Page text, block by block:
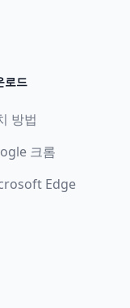
로드
방법
크롬
Edge